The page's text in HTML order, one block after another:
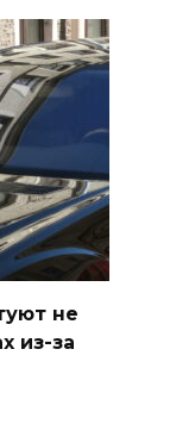
не
из-за